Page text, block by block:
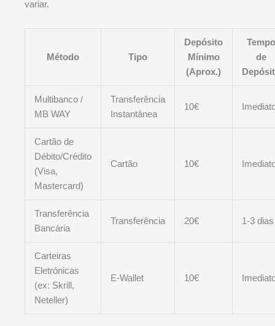
variar.
Método Tipo
Depósito
Mínimo
(Aprox.)
Tempo
de
Multibanco /
MB WAY
Transferência
Instantânea
10€
Cartão de
Débito/Crédito
(Visa,
Mastercard)
Cartão 10€
Transferência
Bancária
Transferência 20€ 1-3 dias
Carteiras
Eletrónicas
(ex: Skrill,
Neteller)
E-Wallet 10€